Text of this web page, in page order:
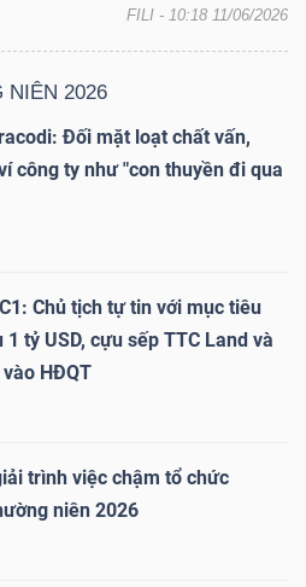
FILI - 10:18 11/06/2026
2026
Đối mặt loạt chất vấn,
công ty như "con thuyền đi qua
Chủ tịch tự tin với mục tiêu
1 tỷ USD, cựu sếp TTC Land và
vào HĐQT
trình việc chậm tổ chức
niên 2026